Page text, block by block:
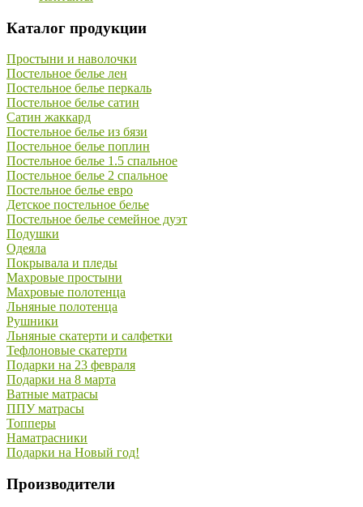
Каталог продукции
Простыни и наволочки
Постельное белье лен
Постельное белье перкаль
Постельное белье сатин
Сатин жаккард
Постельное белье из бязи
Постельное белье поплин
Постельное белье 1.5 спальное
Постельное белье 2 спальное
Постельное белье евро
Детское постельное белье
Постельное белье семейное дуэт
Подушки
Одеяла
Покрывала и пледы
Махровые простыни
Махровые полотенца
Льняные полотенца
Рушники
Льняные скатерти и салфетки
Тефлоновые скатерти
Подарки на 23 февраля
Подарки на 8 марта
Ватные матрасы
ППУ матрасы
Топперы
Наматрасники
Подарки на Новый год!
Производители